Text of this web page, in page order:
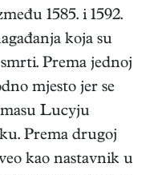
1585. i 1592.
koja su
Prema jednoj
mjesto jer se
Lucyju
Prema drugoj
kao nastavnik u